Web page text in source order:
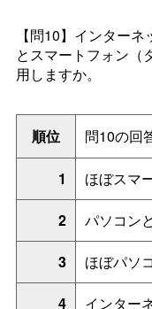
【問10】 インターネ
とスマートフォン（
用しますか。
順位
問10の回
1 ほぼスマ
2 パソコン
3 ほぼパソ
4 インター